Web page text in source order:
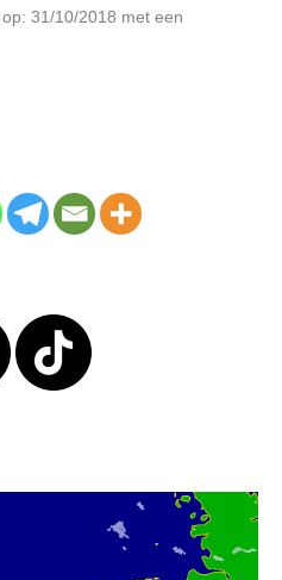
31/10/2018 met een